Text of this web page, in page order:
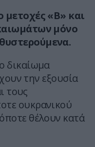
μετοχές «Β» και
μόνο
δικαίωμα
την εξουσία
τους
ουκρανικού
θέλουν κατά